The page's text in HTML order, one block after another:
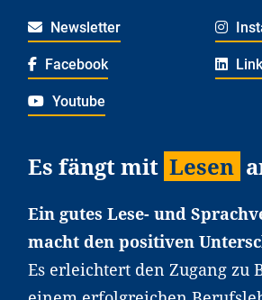
Newsletter
Facebook
Youtube
Es fängt mit Lesen
Ein gutes Lese- und
macht den positiven
Es erleichtert den Zugang zu